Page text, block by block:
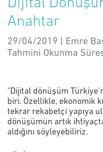
Dijital
Anahtar
29/04/2019 | Emre
Tahmini Okunma
"Dijital dönüşüm
biri. Özellikle, ekonomik
tekrar rekabetçi yapıya
dönüşümün artık
aldığını söyleyebiliriz.